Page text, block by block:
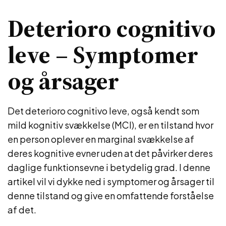
Deterioro cognitivo
leve – Symptomer
og årsager
Det deterioro cognitivo leve, også kendt som
mild kognitiv svækkelse (MCI), er en tilstand hvor
en person oplever en marginal svækkelse af
deres kognitive evner uden at det påvirker deres
daglige funktionsevne i betydelig grad. I denne
artikel vil vi dykke ned i symptomer og årsager til
denne tilstand og give en omfattende forståelse
af det.